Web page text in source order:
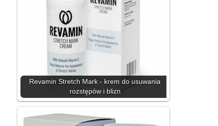
Revamin Stretch Mark - krem do usuwania
rozstępów i blizn